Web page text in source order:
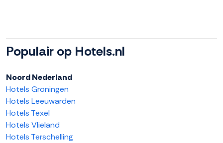
Populair op Hotels.nl
Noord Nederland
Hotels Groningen
Hotels Leeuwarden
Hotels Texel
Hotels Vlieland
Hotels Terschelling